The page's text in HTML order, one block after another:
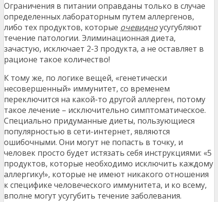
Ограничения в питании оправданы только в случае
определенных лабораторным путем аллергенов,
либо тех продуктов, которые очевидноусугубляют
течение патологии. Элиминационная диета,
зачастую, исключает 2-3 продукта, а не оставляет в
рационе такое количество!
К тому же, по логике вещей, «генетически
несовершенный» иммунитет, со временем
переключится на какой-то другой аллерген, потому
такое лечение – исключительно симптоматическое.
Специально придуманные диеты, пользующиеся
популярностью в сети-интернет, являются
ошибочными. Они могут не попасть в точку, и
человек просто будет истязать себя инструкциями: «5
продуктов, которые необходимо исключить каждому
аллергику!», которые не имеют никакого отношения
к специфике человеческого иммунитета, и ко всему,
вполне могут усугубить течение заболевания.